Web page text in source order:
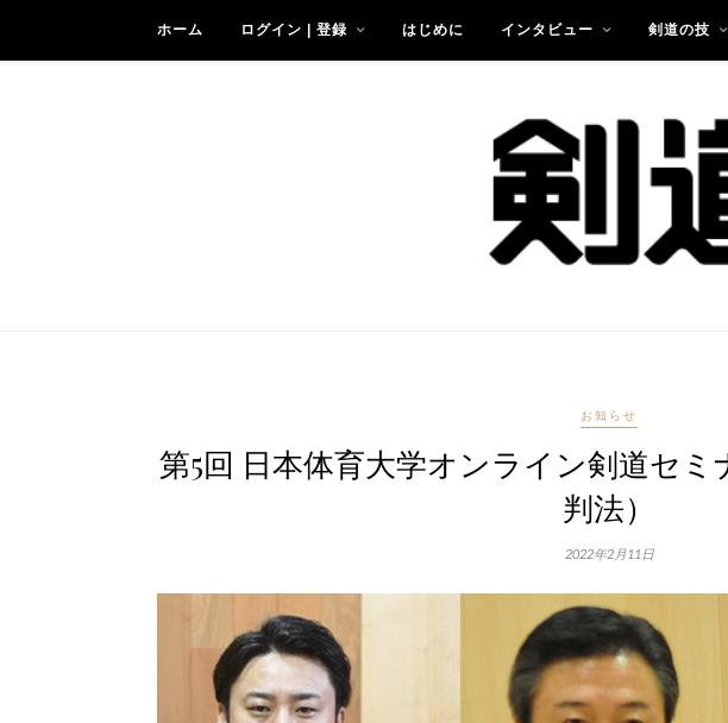
ホーム ログイン | 登録 はじめに インタビュー 剣道の技
お知らせ
第5回 日本体育大学オンライン剣道セ
判法）
2022年2月11日